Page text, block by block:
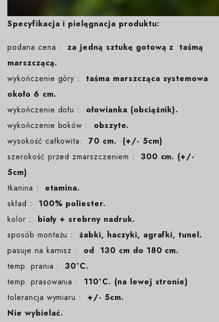
Specyfikacja i pielęgnacja produktu:
podana cena :za jedną sztukę gotową z taśmą
marszczącą.
wykończenie góry :taśma marszcząca systemowa
około 6 cm.
wykończenie dołu : ołowianka (obciążnik).
wykończenie boków : obszyte.
wysokość całkowita:70 cm. (+/- 5cm)
szerokość przed zmarszczeniem : 300 cm. (+/-
5cm)
tkanina : etamina.
skład : 100% poliester.
kolor : biały + srebrny nadruk.
sposób montażu :żabki, haczyki, agrafki, tunel.
pasuje na karnisz : od 130 cm do 180 cm.
temp. prania :30°C.
temp. prasowania : 110°C. (na lewej stronie)
tolerancja wymiaru :
+/- 5cm.
Nie wybielać.